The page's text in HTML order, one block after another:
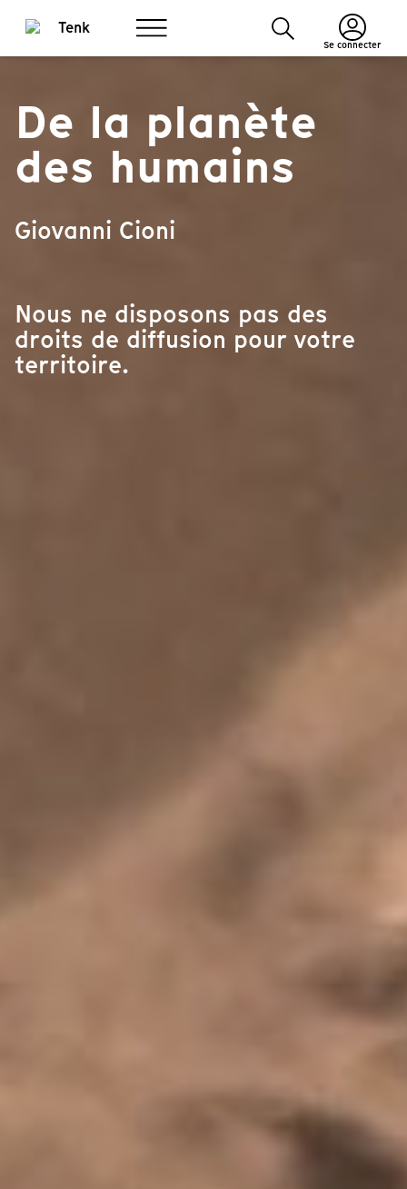
Se connecter
De la planète
des humains
Giovanni Cioni
Nous ne disposons pas des
droits de diffusion pour votre
territoire.